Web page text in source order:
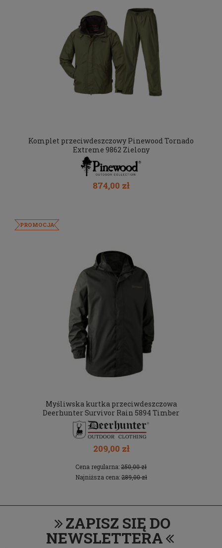
Komplet przeciwdeszczowy Pinewood Tornado
Extreme 9862 Zielony
874,00 zł
Myśliwska kurtka przeciwdeszczowa
Deerhunter Survivor Rain 5894 Timber
209,00 zł
Cena regularna:250,00 zł
Najniższa cena:289,00 zł
PROMOCJA
ZAPISZ SIĘ DO
NEWSLETTERA